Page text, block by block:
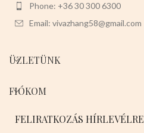
Phone: +36 30 300 6300
Email: vivazhang58@gmail.com
ÜZLETÜNK
FIÓKOM
FELIRATKOZÁS HÍRLEVÉLRE